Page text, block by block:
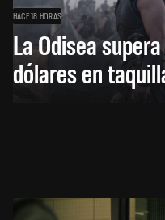
HACE 18 HORAS
La Odisea
dólares en